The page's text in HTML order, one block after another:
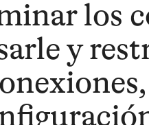
los
y